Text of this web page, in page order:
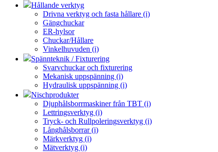
Hållande verktyg
Drivna verktyg och fasta hållare (i)
Gängchuckar
ER-hylsor
Chuckar/Hållare
Vinkelhuvuden (i)
Spännteknik / Fixturering
Svarvchuckar och fixturering
Mekanisk uppspänning (i)
Hydraulisk uppspänning (i)
Nischprodukter
Djuphålsborrmaskiner från TBT (i)
Lettringsverktyg (i)
Tryck- och Rullpoleringsverktyg (i)
Långhålsborrar (i)
Märkverktyg (i)
Mätverktyg (i)